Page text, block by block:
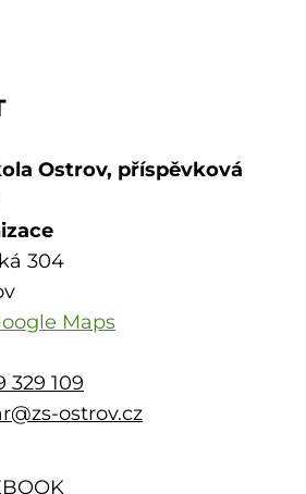
Ostrov, příspěvková
304
Maps
329 109
ostrov.cz